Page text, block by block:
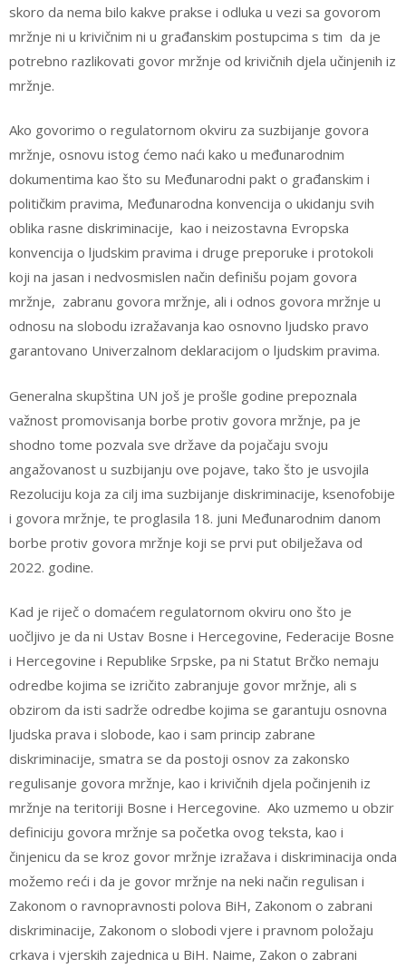
skoro da nema bilo kakve prakse i odluka u vezi sa govorom
mržnje ni u krivičnim ni u građanskim postupcima s tim da je
potrebno razlikovati govor mržnje od krivičnih djela učinjenih iz
mržnje.
Ako govorimo o regulatornom okviru za suzbijanje govora
mržnje, osnovu istog ćemo naći kako u međunarodnim
dokumentima kao što su Međunarodni pakt o građanskim i
političkim pravima, Međunarodna konvencija o ukidanju svih
oblika rasne diskriminacije, kao i neizostavna Evropska
konvencija o ljudskim pravima i druge preporuke i protokoli
koji na jasan i nedvosmislen način definišu pojam govora
mržnje, zabranu govora mržnje, ali i odnos govora mržnje u
odnosu na slobodu izražavanja kao osnovno ljudsko pravo
garantovano Univerzalnom deklaracijom o ljudskim pravima.
Generalna skupština UN još je prošle godine prepoznala
važnost promovisanja borbe protiv govora mržnje, pa je
shodno tome pozvala sve države da pojačaju svoju
angažovanost u suzbijanju ove pojave, tako što je usvojila
Rezoluciju koja za cilj ima suzbijanje diskriminacije, ksenofobije
i govora mržnje, te proglasila 18. juni Međunarodnim danom
borbe protiv govora mržnje koji se prvi put obilježava od
2022. godine.
Kad je riječ o domaćem regulatornom okviru ono što je
uočljivo je da ni Ustav Bosne i Hercegovine, Federacije Bosne
i Hercegovine i Republike Srpske, pa ni Statut Brčko nemaju
odredbe kojima se izričito zabranjuje govor mržnje, ali s
obzirom da isti sadrže odredbe kojima se garantuju osnovna
ljudska prava i slobode, kao i sam princip zabrane
diskriminacije, smatra se da postoji osnov za zakonsko
regulisanje govora mržnje, kao i krivičnih djela počinjenih iz
mržnje na teritoriji Bosne i Hercegovine. Ako uzmemo u obzir
definiciju govora mržnje sa početka ovog teksta, kao i
činjenicu da se kroz govor mržnje izražava i diskriminacija onda
možemo reći i da je govor mržnje na neki način regulisan i
Zakonom o ravnopravnosti polova BiH, Zakonom o zabrani
diskriminacije, Zakonom o slobodi vjere i pravnom položaju
crkava i vjerskih zajednica u BiH. Naime, Zakon o zabrani